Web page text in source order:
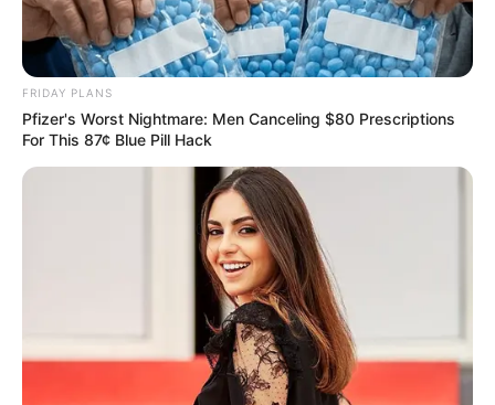
ดูดวง
ดูโหงวเฮ้ง จากรูปทรง
หน้าอก แบบไหนกันที่บ่ง
บอกว่า คุณมีดวงชะตา และ
ดูโหงวเฮ้ง จากรูปทรงของหน้าอก มาดูกันว่าหน้าอกแบบไหนที่หมาย
ถึงการมีดวงชะตาและวาสนาที่ดี และหน้าอกแต่ละแบบบอกชะตาชีวิต
FRIDAY PLANS
Pfizer's Worst Nightmare: Men Canceling $80 Prescriptions
For This 87¢ Blue Pill Hack